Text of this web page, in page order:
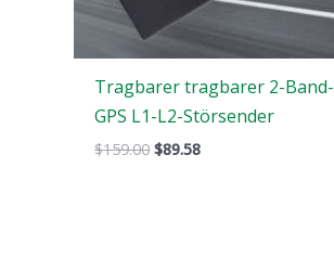
Tragbarer tragbarer 2-Band-
GPS L1-L2-Störsender
$159.00 $89.58